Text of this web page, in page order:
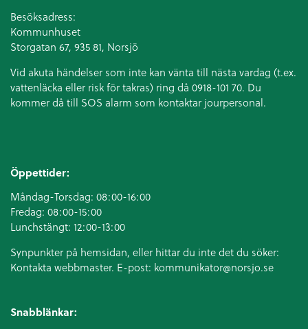
Besöksadress:
Kommunhuset
Storgatan 67, 935 81, Norsjö
Vid akuta händelser som inte kan vänta till nästa vardag (t.ex.
vattenläcka eller risk för takras) ring då 0918-101 70. Du
kommer då till SOS alarm som kontaktar jourpersonal.
Öppettider:
Måndag-Torsdag: 08:00-16:00
Fredag: 08:00-15:00
Lunchstängt: 12:00-13:00
Synpunkter på hemsidan, eller hittar du inte det du söker:
Kontakta webbmaster. E-post: kommunikator@norsjo.se
Snabblänkar: